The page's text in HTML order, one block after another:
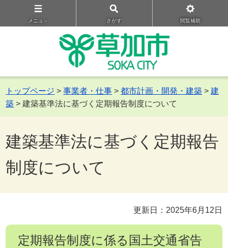
メニュ－ さがす 閲覧補助
トップページ >事業者・仕事 >都市計画・開発・建築 >建
築 > 建築基準法に基づく定期報告制度について
建築基準法に基づく定期報告
制度について
更新日：2025年6月12日
定期報告制度に係る国土交通省告